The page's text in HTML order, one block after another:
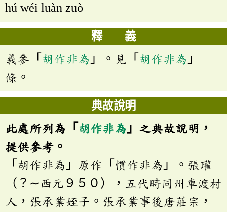
hú wéi luàn zuò
釋 義
義參「 胡作非為 」。見「 胡作非為 」
條。
典故說明
此處所列為「 胡作非為 」之典故說明，
提供參考。
「胡作非為」原作「慣作非為」。張瓘
（？∼西元９５０），五代時同州車渡村
人，張承業姪子。張承業事後唐莊宗，